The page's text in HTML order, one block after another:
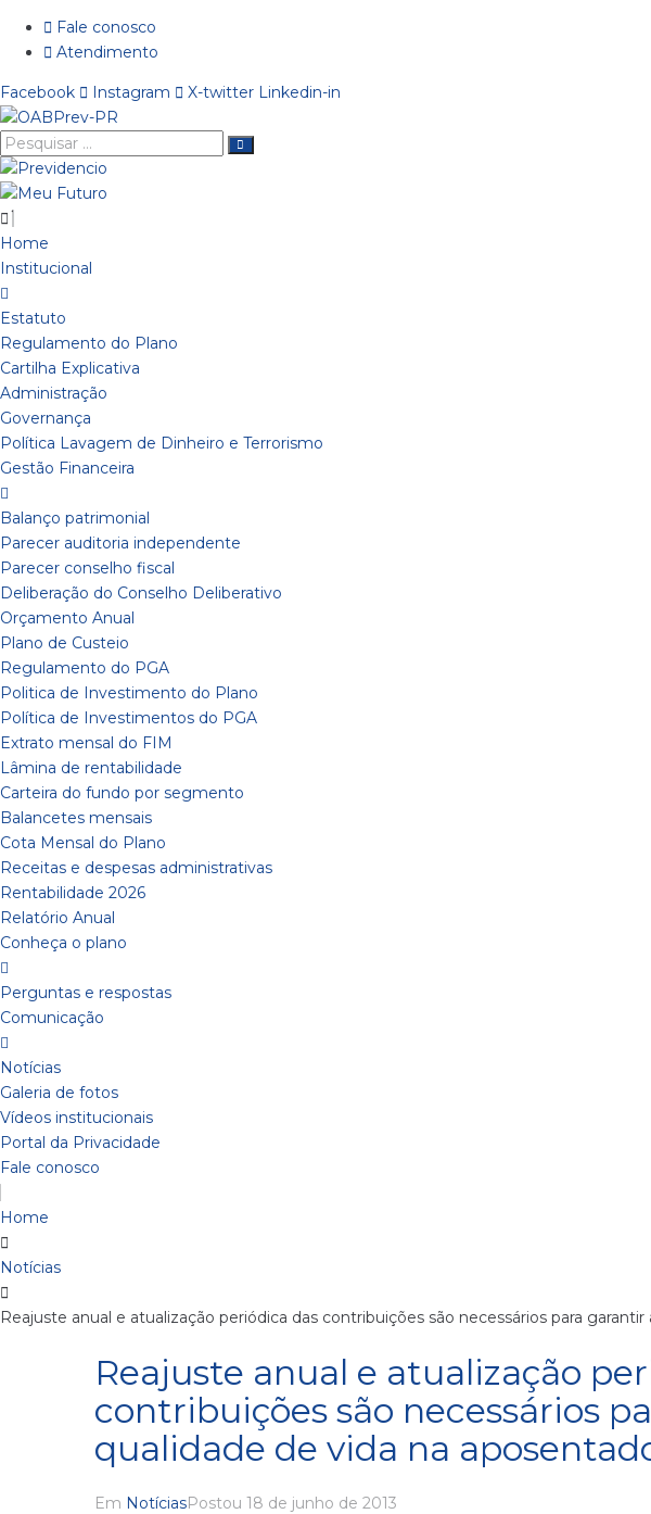
para
conteúdo
Fale conosco
Atendimento
Facebook Instagram X-twitter Linkedin-in
Pesquisar
…
Home
Institucional
Estatuto
Regulamento do Plano
Cartilha Explicativa
Administração
Governança
Política Lavagem de Dinheiro e Terrorismo
Gestão Financeira
Balanço patrimonial
Parecer auditoria independente
Parecer conselho fiscal
Deliberação do Conselho Deliberativo
Orçamento Anual
Plano de Custeio
Regulamento do PGA
Politica de Investimento do Plano
Política de Investimentos do PGA
Extrato mensal do FIM
Lâmina de rentabilidade
Carteira do fundo por segmento
Balancetes mensais
Cota Mensal do Plano
Receitas e despesas administrativas
Rentabilidade 2026
Relatório Anual
Conheça o plano
Perguntas e respostas
Comunicação
Notícias
Galeria de fotos
Vídeos institucionais
Portal da Privacidade
Fale conosco
Home
Notícias
Reajuste anual e atualização periódica das contribuições são necessários para
Reajuste anual e atualização
contribuições são necessários
qualidade de vida na
Em NotíciasPostou 18 de junho de 2013